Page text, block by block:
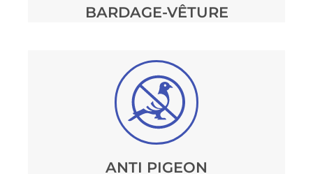
BARDAGE-VÊTURE
ANTI PIGEON